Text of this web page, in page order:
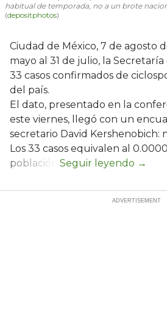
habitual de temporada, no a un brote
(depositphotos)
Ciudad de México, 7 de agosto
mayo al 31 de julio, la
33 casos confirmados de
del país.
El dato, presentado en la
este viernes, llegó con un
secretario David Kershenobich:
Los 33 casos equivalen al
población.